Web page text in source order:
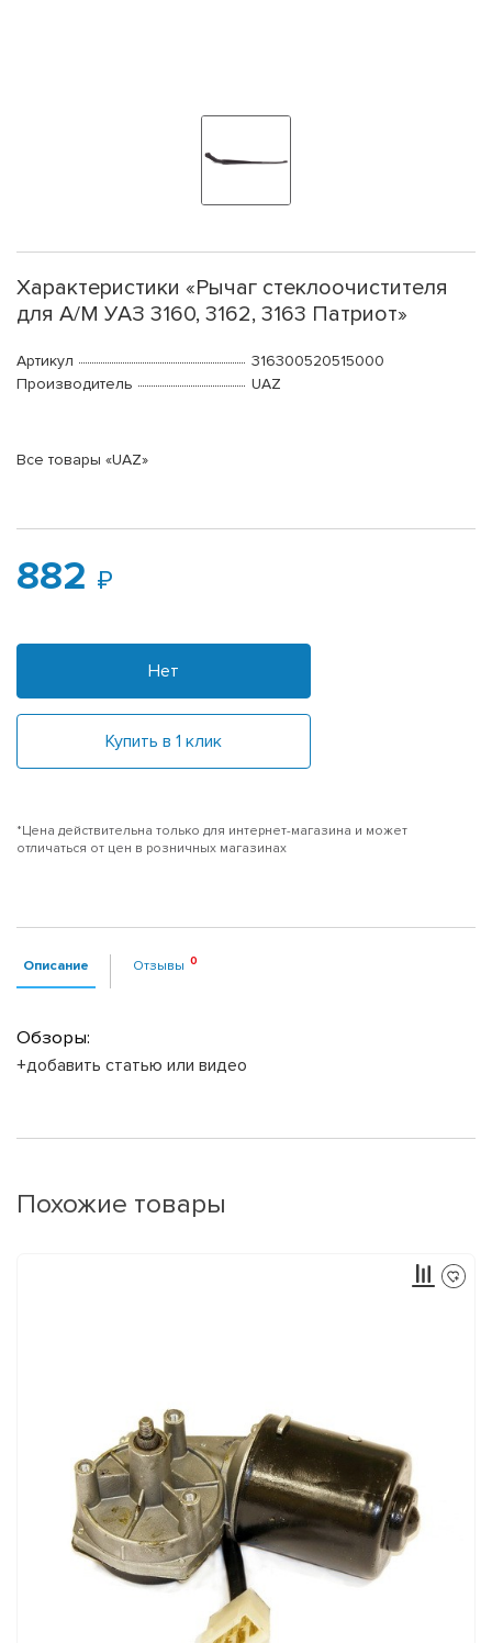
Характеристики «Рычаг стеклоочистителя
для А/М УАЗ 3160, 3162, 3163 Патриот»
Артикул
316300520515000
Производитель
UAZ
Все товары «UAZ»
882
Нет
Купить в 1 клик
*Цена действительна только для интернет-магазина и может
отличаться от цен в розничных магазинах
Описание Отзывы
Обзоры:
+добавить статью или видео
Похожие товары